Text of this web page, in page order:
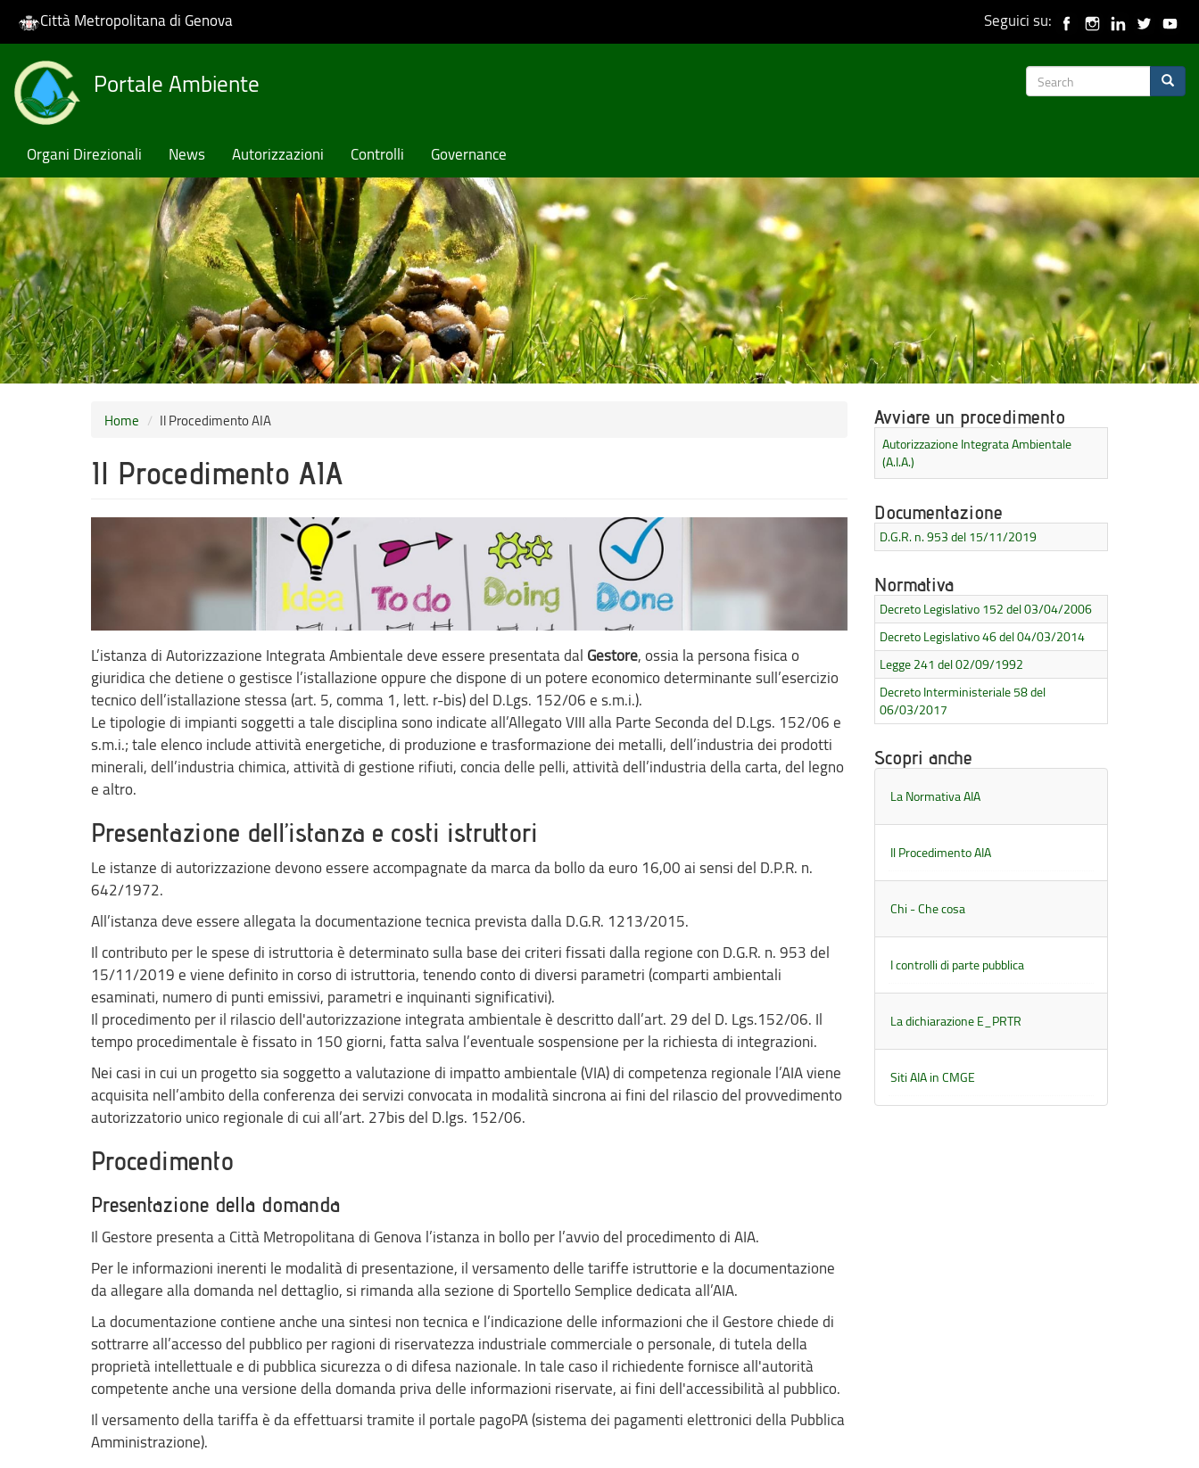
Skip
main
Città Metropolitana di Genova Seguici su:
Portale Ambiente
Search
Organi Direzionali News Autorizzazioni Controlli Governance
Home Il Procedimento AIA
Il Procedimento AIA
L’istanza di Autorizzazione Integrata Ambientale deve essere presentata dal Gestore, ossia la persona fisica o
giuridica che detiene o gestisce l’istallazione oppure che dispone di un potere economico determinante sull’esercizio
tecnico dell’istallazione stessa (art. 5, comma 1, lett. r-bis) del D.Lgs. 152/06 e s.m.i.).
Le tipologie di impianti soggetti a tale disciplina sono indicate all’Allegato VIII alla Parte Seconda del D.Lgs. 152/06 e
s.m.i.; tale elenco include attività energetiche, di produzione e trasformazione dei metalli, dell’industria dei prodotti
minerali, dell’industria chimica, attività di gestione rifiuti, concia delle pelli, attività dell’industria della carta, del legno
e altro.
Presentazione dell’istanza e costi istruttori
Le istanze di autorizzazione devono essere accompagnate da marca da bollo da euro 16,00 ai sensi del D.P.R. n.
642/1972.
All’istanza deve essere allegata la documentazione tecnica prevista dalla D.G.R. 1213/2015.
Il contributo per le spese di istruttoria è determinato sulla base dei criteri fissati dalla regione con D.G.R. n. 953 del
15/11/2019 e viene definito in corso di istruttoria, tenendo conto di diversi parametri (comparti ambientali
esaminati, numero di punti emissivi, parametri e inquinanti significativi).
Il procedimento per il rilascio dell'autorizzazione integrata ambientale è descritto dall’art. 29 del D. Lgs.152/06. Il
tempo procedimentale è fissato in 150 giorni, fatta salva l’eventuale sospensione per la richiesta di integrazioni.
Nei casi in cui un progetto sia soggetto a valutazione di impatto ambientale (VIA) di competenza regionale l’AIA viene
acquisita nell’ambito della conferenza dei servizi convocata in modalità sincrona ai fini del rilascio del provvedimento
autorizzatorio unico regionale di cui all’art. 27bis del D.lgs. 152/06.
Procedimento
Presentazione della domanda
Il Gestore presenta a Città Metropolitana di Genova l’istanza in bollo per l’avvio del procedimento di AIA.
Per le informazioni inerenti le modalità di presentazione, il versamento delle tariffe istruttorie e la documentazione
da allegare alla domanda nel dettaglio, si rimanda alla sezione di Sportello Semplice dedicata all’AIA.
La documentazione contiene anche una sintesi non tecnica e l’indicazione delle informazioni che il Gestore chiede di
sottrarre all’accesso del pubblico per ragioni di riservatezza industriale commerciale o personale, di tutela della
proprietà intellettuale e di pubblica sicurezza o di difesa nazionale. In tale caso il richiedente fornisce all'autorità
competente anche una versione della domanda priva delle informazioni riservate, ai fini dell'accessibilità al pubblico.
Il versamento della tariffa è da effettuarsi tramite il portale pagoPA (sistema dei pagamenti elettronici della Pubblica
Amministrazione).
Avviare un procedimento
Autorizzazione Integrata Ambientale
(A.I.A.)
Documentazione
D.G.R. n. 953 del 15/11/2019
Normativa
Decreto Legislativo 152 del 03/04/2006
Decreto Legislativo 46 del 04/03/2014
Legge 241 del 02/09/1992
Decreto Interministeriale 58 del
06/03/2017
Scopri anche
La Normativa AIA
Il Procedimento AIA
Chi - Che cosa
I controlli di parte pubblica
La dichiarazione E_PRTR
Siti AIA in CMGE